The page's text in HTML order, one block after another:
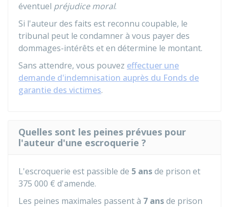
éventuel préjudice moral.
Si l'auteur des faits est reconnu coupable, le
tribunal peut le condamner à vous payer des
dommages-intérêts et en détermine le montant.
Sans attendre, vous pouvez effectuer une
demande d'indemnisation auprès du Fonds de
garantie des victimes.
Quelles sont les peines prévues pour
l'auteur d'une escroquerie ?
L'escroquerie est passible de 5 ansde prison et
375 000 € d'amende.
Les peines maximales passent à 7 ansde prison